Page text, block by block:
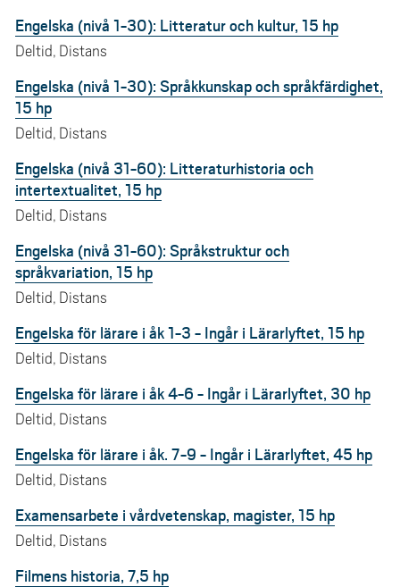
Engelska (nivå 1-30): Litteratur och kultur, 15 hp
Deltid, Distans
Engelska (nivå 1-30): Språkkunskap och språkfärdighet,
15 hp
Deltid, Distans
Engelska (nivå 31-60): Litteraturhistoria och
intertextualitet, 15 hp
Deltid, Distans
Engelska (nivå 31-60): Språkstruktur och
språkvariation, 15 hp
Deltid, Distans
Engelska för lärare i åk 1-3 - Ingår i Lärarlyftet, 15 hp
Deltid, Distans
Engelska för lärare i åk 4-6 - Ingår i Lärarlyftet, 30 hp
Deltid, Distans
Engelska för lärare i åk. 7-9 - Ingår i Lärarlyftet, 45 hp
Deltid, Distans
Examensarbete i vårdvetenskap, magister, 15 hp
Deltid, Distans
Filmens historia, 7,5 hp